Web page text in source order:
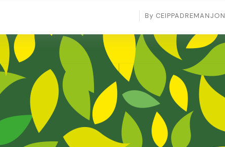
By CEIPPADREMANJON